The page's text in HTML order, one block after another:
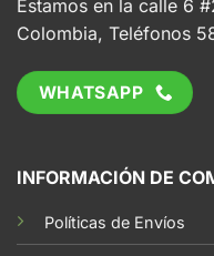
Estamos en la calle 6
Colombia, Teléfonos
WHATSAPP
INFORMACIÓN DE
Políticas de Envíos